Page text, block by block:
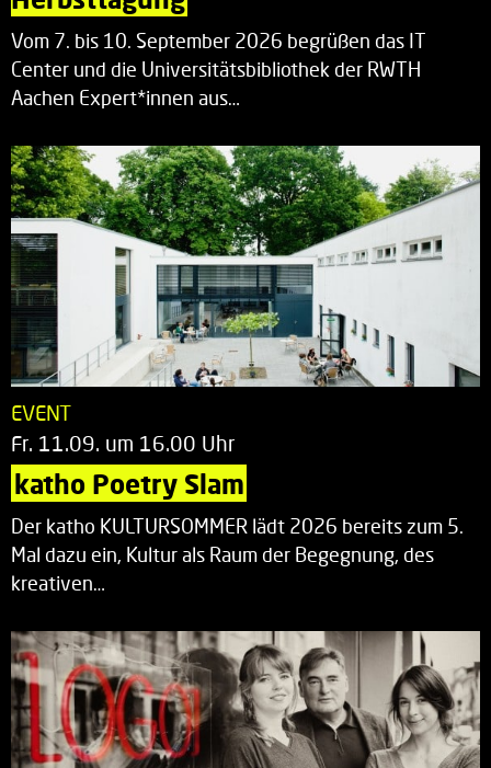
Vom 7. bis 10. September 2026 begrüßen das IT
Center und die Universitätsbibliothek der RWTH
Aachen Expert*innen aus…
EVENT
Fr. 11.09. um 16.00 Uhr
katho Poetry Slam
Der katho KULTURSOMMER lädt 2026 bereits zum 5.
Mal dazu ein, Kultur als Raum der Begegnung, des
kreativen…